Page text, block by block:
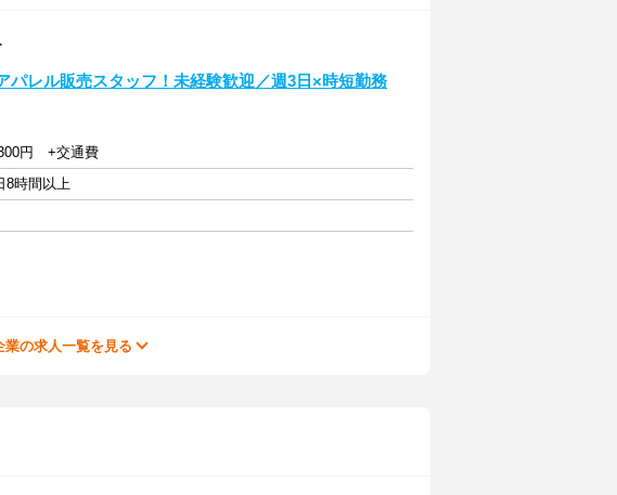
レル販売スタッフ！未経験歓迎／週3日×時短勤務
円 +交通費
8時間以上
業の求人一覧を見る